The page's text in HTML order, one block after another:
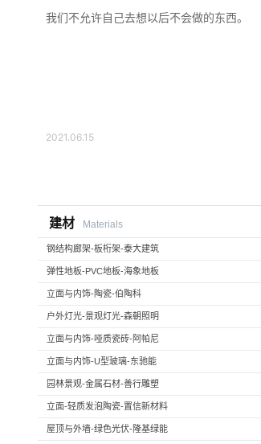
我们不允许自己去想以后不会做的东西。
2021.06.15
建材 Materials
钢结构廊架-板桁架-泰大建筑
弹性地板-PVC地板-海象地板
立面与内饰-陶瓷-伯陶科
户外灯光-景观灯光-森朝照明
立面与内饰-哑质瓷砖-阿帕尼
立面与内饰-U型玻璃-东驰能
园林景观-金属石材-善行雕塑
立面-轻质发泡陶瓷-置信新材料
屋顶与外墙-绿色光伏-隆基绿能